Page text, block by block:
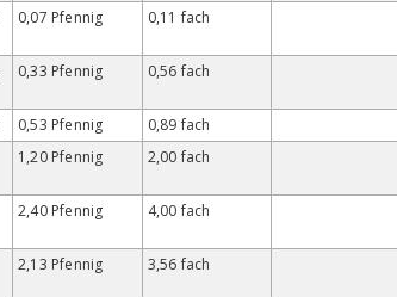
0,07 Pfennig 0,11 fach
0,33 Pfennig 0,56 fach
0,53 Pfennig
0,89 fach
1,20 Pfennig 2,00 fach
2,40 Pfennig 4,00 fach
2,13 Pfennig 3,56 fach